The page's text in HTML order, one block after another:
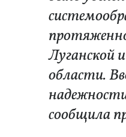
Луганской
области.
сообщила